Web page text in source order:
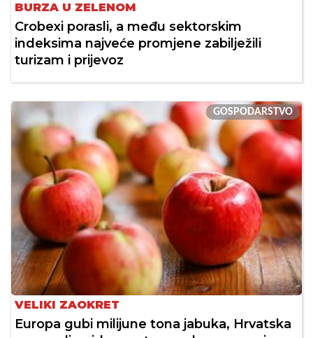
BURZA U ZELENOM
Crobexi porasli, a među sektorskim
indeksima najveće promjene zabilježili
turizam i prijevoz
GOSPODARSTVO
VELIKI ZAOKRET
Europa gubi milijune tona jabuka, Hrvatska